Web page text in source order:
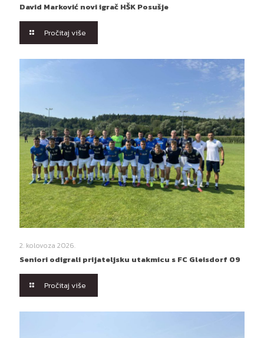
David Marković novi igrač HŠK Posušje
Pročitaj više
2. kolovoza 2026.
Seniori odigrali prijateljsku utakmicu s FC Gleisdorf 09
Pročitaj više